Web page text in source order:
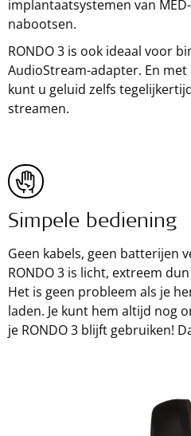
implantaatsystemen van
nabootsen.
RONDO 3 is ook ideaal voor
AudioStream-adapter. En met
kunt u geluid zelfs
streamen.
Simpele bediening
Geen kabels, geen batterijen
RONDO 3 is licht, extreem
Het is geen probleem als je
laden. Je kunt hem altijd nog
je RONDO 3 blijft gebruiken!